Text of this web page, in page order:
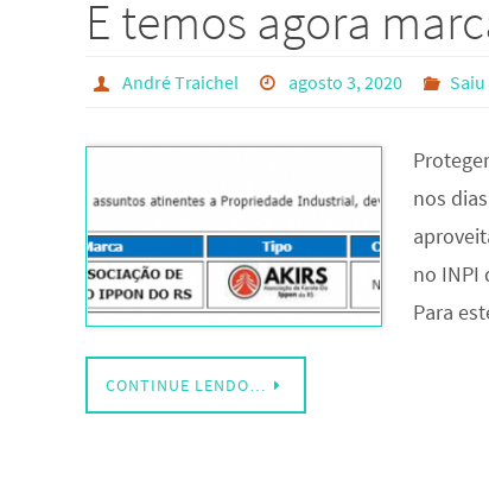
E temos agora
André Traichel agosto 3, 2020
nos
no INPI
Para
CONTINUE LENDO…